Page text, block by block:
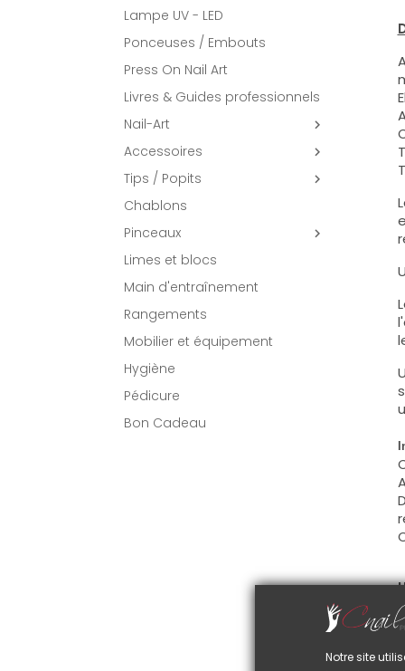
Lampe UV - LED
Ponceuses / Embouts
Press On Nail Art
Livres & Guides professionnels
Nail-Art

Accessoires 
Tips / Popits 
Chablons
Pinceaux

Limes et blocs
Main d'entraînement
Rangements
Mobilier et équipement
Hygiène
Pédicure
Bon Cadeau
Notre site